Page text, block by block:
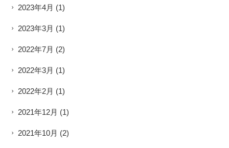
2023年4月 (1)
2023年3月 (1)
2022年7月 (2)
2022年3月 (1)
2022年2月 (1)
2021年12月 (1)
2021年10月 (2)